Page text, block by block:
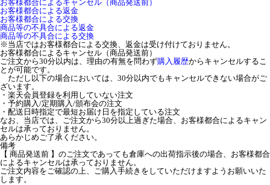
お客様都合によるキャンセル（商品発送前）
お客様都合による返金
お客様都合による交換
商品等の不具合による返金
商品等の不具合による交換
※当店ではお客様都合による交換、返金は受け付けておりません。
お客様都合によるキャンセル（商品発送前）
ご注文から30分以内は、理由の有無を問わず購入履歴からキャンセルするこ
とが可能です。
ただし以下の場合においては、30分以内でもキャンセルできない場合がご
ざいます。
・楽天会員登録を利用していない注文
・予約購入/定期購入/頒布会の注文
・配送日時指定で最短お届け日を指定している注文
なお、当店では、ご注文から30分以上過ぎた場合、お客様都合によるキャン
セルは承っておりません。
あらかじめご了承ください。
備考
【 商品発送前 】のご注文であっても倉庫への出荷指示後の場合、お客様都合
によるキャンセルは承っておりません。
ご注文内容をご確認の上、ご購入手続きをしていただけますようお願いいた
します。